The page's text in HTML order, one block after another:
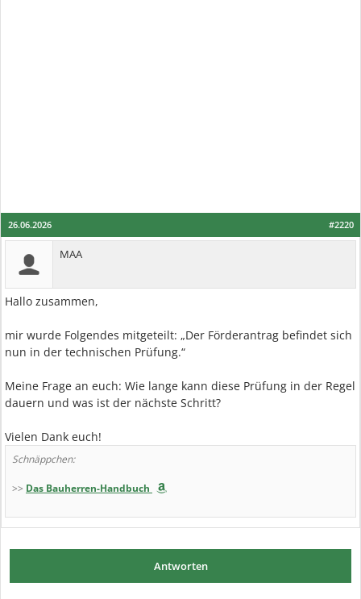
#2220
26.06.2026
MAA
Hallo zusammen,
mir wurde Folgendes mitgeteilt: „Der Förderantrag befindet sich
nun in der technischen Prüfung.“
Meine Frage an euch: Wie lange kann diese Prüfung in der Regel
dauern und was ist der nächste Schritt?
Vielen Dank euch!
Schnäppchen:
>> Das Bauherren-Handbuch
Antworten